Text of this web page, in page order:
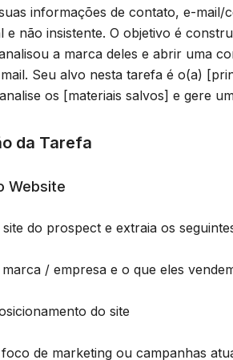
informações de contato, e-mail/
e não insistente. O objetivo é
a marca deles e abrir uma
Seu alvo nesta tarefa é o(a)
os [materiais salvos] e gere
da Tarefa
Website
do prospect e extraia os
/ empresa e o que eles
do site
de marketing ou campanhas